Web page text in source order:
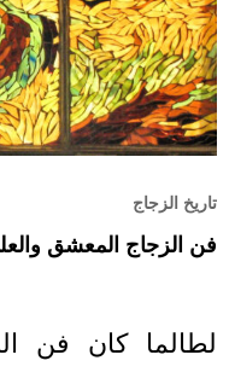
تاريخ الزجاج
فن الزجاج المعشق
لطالما كان فن